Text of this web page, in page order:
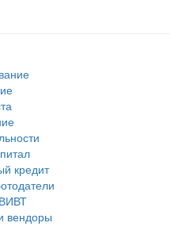
кредит
вендоры